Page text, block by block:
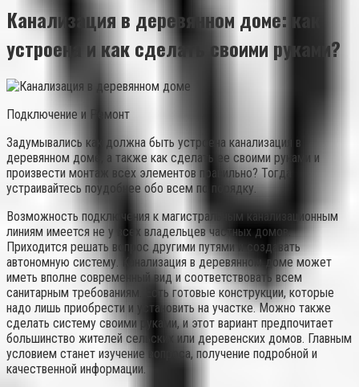
Канализация в деревянном доме: как
устроена и как сделать своими руками?
Подключение и Ремонт
Задумывались как должна быть устроена канализация в
деревянном доме, а также как сделать ее своими руками и
произвести монтаж всех элементов правильно? Тогда
устраивайтесь поудобнее обо всем по порядку.
Возможность подключения к магистральным канализационным
линиям имеется не у всех владельцев частных домов.
Приходится решать вопрос другими путями и создавать
автономную систему. Канализация в деревянном доме может
иметь вполне современный вид и соответствовать всем
санитарным требованиям. Есть готовые конструкции, которые
надо лишь приобрести и установить на участке. Можно также
сделать систему своими руками, и этот вариант предпочитает
большинство жителей сельских или деревенских домов. Главным
условием станет изучение вопроса, получение подробной и
качественной информации.